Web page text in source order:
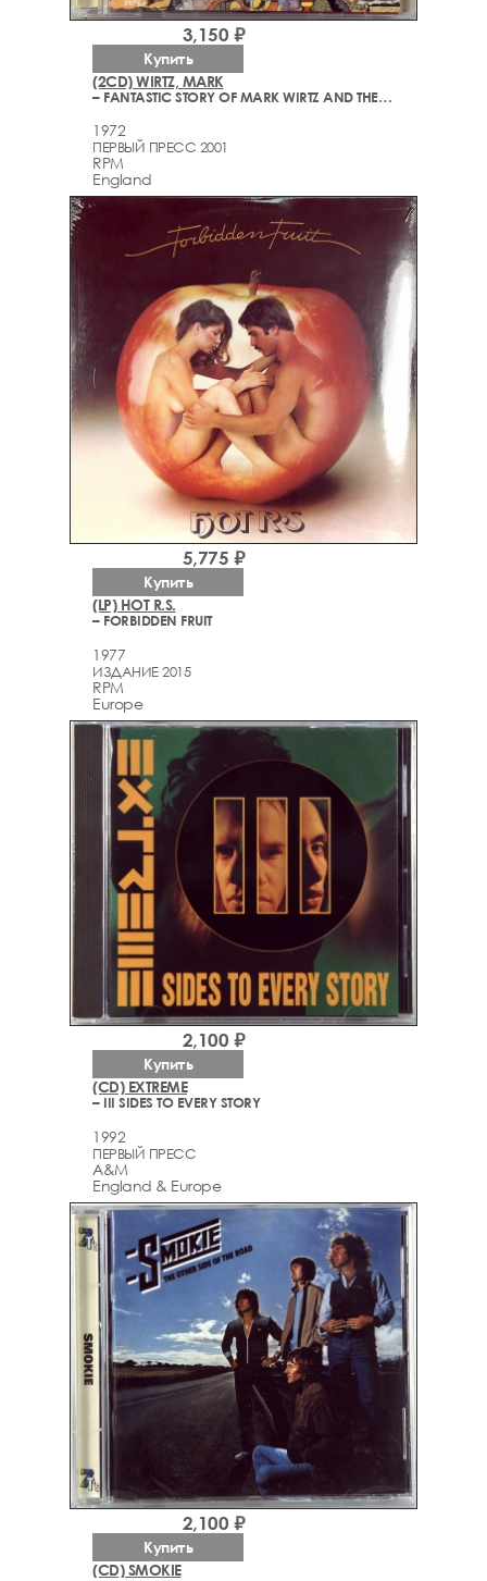
(2CD) WIRTZ, MARK
– FANTASTIC STORY OF MARK WIRTZ AND THE TEENAGE OPERA (1964-1972)
1972
ПЕРВЫЙ ПРЕСС 2001
RPM
England
3,150 ₽
Купить
(LP) HOT R.S.
– FORBIDDEN FRUIT
1977
ИЗДАНИЕ 2015
RPM
Europe
5,775 ₽
Купить
(CD) EXTREME
– III SIDES TO EVERY STORY
1992
ПЕРВЫЙ ПРЕСС
A&M
England & Europe
2,100 ₽
Купить
(CD) SMOKIE
2,100 ₽
Купить